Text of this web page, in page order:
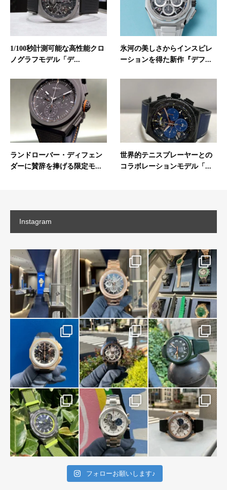
1/100秒計測可能な高性能クロ
ノグラフモデル「デ...
氷河の美しさからインスピレ
ーションを得た新作『デフ...
ランドローバー・ディフェン
ダーに賛辞を捧げる限定モ...
世界的テニスプレーヤーとの
コラボレーションモデル「...
Instagram
フォローお願いします♪